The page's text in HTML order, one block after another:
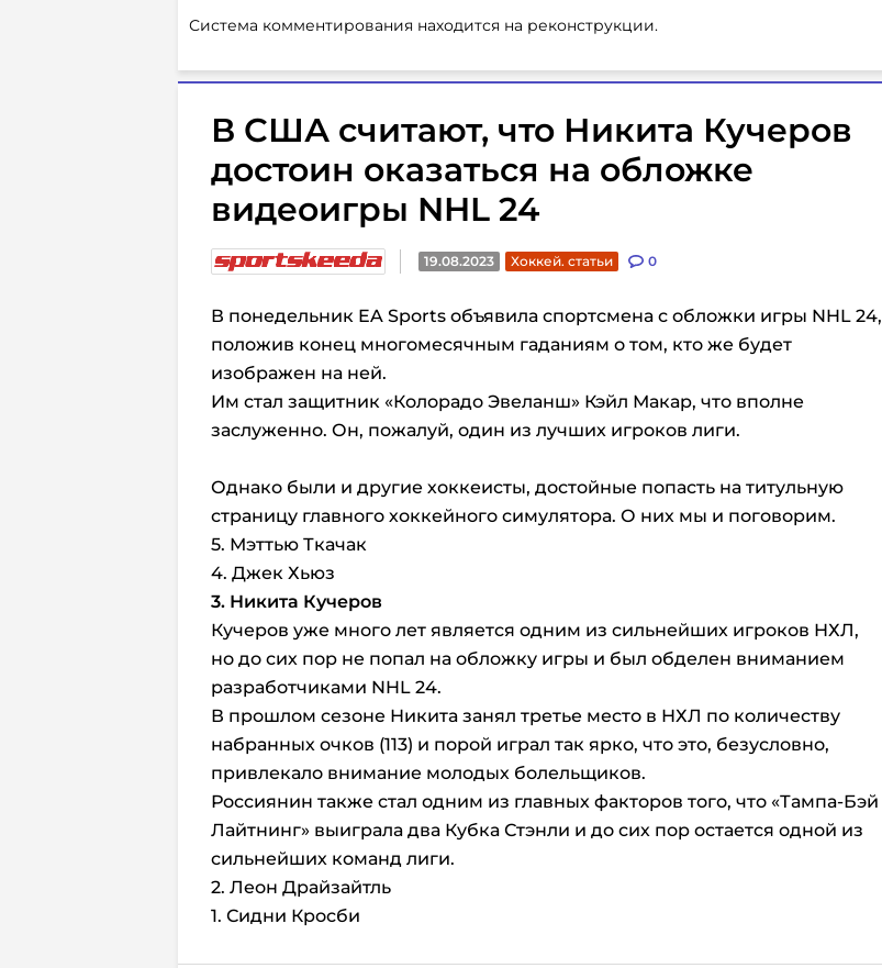
Система комментирования находится на реконструкции.
В США считают, что Никита Кучеров
достоин оказаться на обложке
видеоигры NHL 24
19.08.2023 Хоккей. статьи 0
В понедельник EA Sports объявила спортсмена с обложки игры NHL 24,
положив конец многомесячным гаданиям о том, кто же будет
изображен на ней.
Им стал защитник «Колорадо Эвеланш» Кэйл Макар, что вполне
заслуженно. Он, пожалуй, один из лучших игроков лиги.
Однако были и другие хоккеисты, достойные попасть на титульную
страницу главного хоккейного симулятора. О них мы и поговорим.
5. Мэттью Ткачак
4. Джек Хьюз
3. Никита Кучеров
Кучеров уже много лет является одним из сильнейших игроков НХЛ,
но до сих пор не попал на обложку игры и был обделен вниманием
разработчиками NHL 24.
В прошлом сезоне Никита занял третье место в НХЛ по количеству
набранных очков (113) и порой играл так ярко, что это, безусловно,
привлекало внимание молодых болельщиков.
Россиянин также стал одним из главных факторов того, что «Тампа-Бэй
Лайтнинг» выиграла два Кубка Стэнли и до сих пор остается одной из
сильнейших команд лиги.
2. Леон Драйзайтль
1. Сидни Кросби